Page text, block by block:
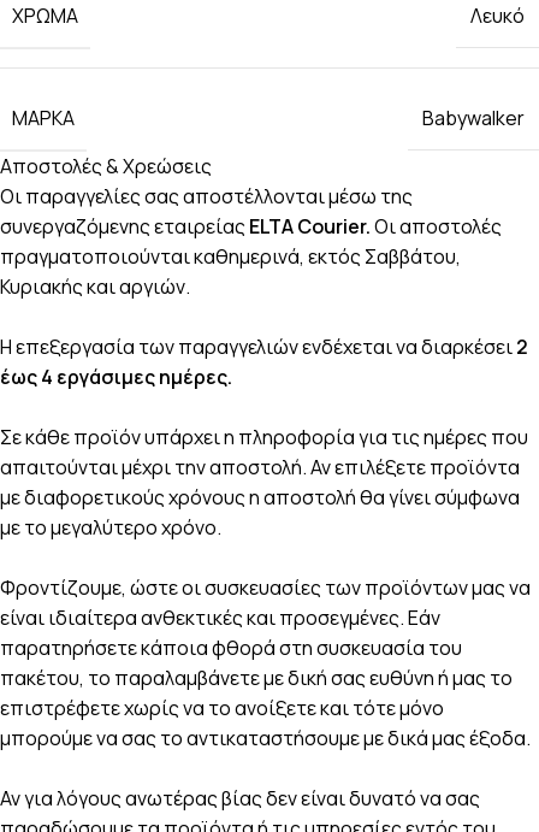
ΧΡΏΜΑ Λευκό
ΜΆΡΚΑ
Babywalker
Αποστολές & Χρεώσεις
Οι παραγγελίες σας αποστέλλονται μέσω της
συνεργαζόμενης εταιρείας ELTA Courier.Οι αποστολές
πραγματοποιούνται καθημερινά, εκτός Σαββάτου,
Κυριακής και αργιών.
Η επεξεργασία των παραγγελιών ενδέχεται να διαρκέσει2
έως 4 εργάσιμες ημέρες.
Σε κάθε προϊόν υπάρχει η πληροφορία για τις ημέρες που
απαιτούνται μέχρι την αποστολή. Αν επιλέξετε προϊόντα
με διαφορετικούς χρόνους η αποστολή θα γίνει σύμφωνα
με το μεγαλύτερο χρόνο.
Φροντίζουμε, ώστε οι συσκευασίες των προϊόντων μας να
είναι ιδιαίτερα ανθεκτικές και προσεγμένες. Εάν
παρατηρήσετε κάποια φθορά στη συσκευασία του
πακέτου, το παραλαμβάνετε με δική σας ευθύνη ή μας το
επιστρέφετε χωρίς να το ανοίξετε και τότε μόνο
μπορούμε να σας το αντικαταστήσουμε με δικά μας έξοδα.
Αν για λόγους ανωτέρας βίας δεν είναι δυνατό να σας